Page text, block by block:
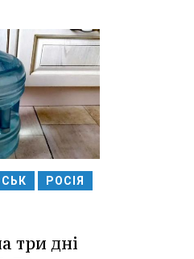
РОСІЯ
три дні